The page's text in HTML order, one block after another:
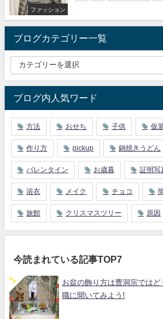
ファッション
ブログカテゴリー一覧
ブログ内人気ワード
方法 おせち 子供 仮
作り方 pickup 鍋焼きうどん
バレンタイン お歳暮 証明写
浴衣 メイク チョコ
旅館 クリスマスツリー 原因
今読まれている記事TOP7
お盆の飾り方は曹洞宗では
職に聞いてみよう!